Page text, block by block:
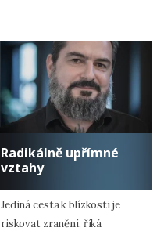
Radikálně upřímné
vztahy
Jediná cesta k blízkosti je
riskovat zranění, říká